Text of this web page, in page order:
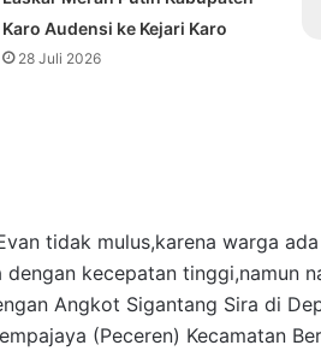
Karo Audensi ke Kejari Karo
28 Juli 2026
tidak mulus,karena warga
dengan kecepatan tinggi,namun
Angkot Sigantang Sira di
(Peceren) Kecamatan